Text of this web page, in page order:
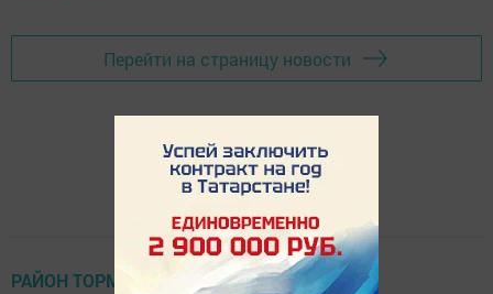
Перейти на страницу новости
РАЙОН ТОРМЫШЫ